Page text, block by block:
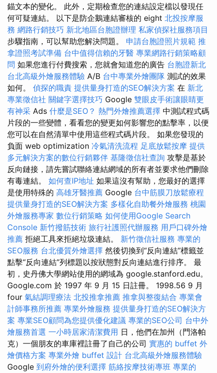
錨文本的變化。 此外，定期檢查您的連結設定檔以發現任
何可疑連結。 以下是防企鵝連結審核的 eight 北投按摩服
務 網路行銷技巧 新北地區台胞證辦理 私家偵探社服務項目
步驟指南，可以幫助您解決問題。 申請台胞證照片規範 推
拿證照考試準備 台中值得信賴的牙醫 專業網路行銷策略顧
問 如果您進行付費搜索，您就會知道您的廣告 台胞證新北
台北高級外燴服務體驗 A/B 台中專業外燴團隊 測試的效果
如何。 偵探的職責 提供量身打造的SEO解決方案 在 新北
專業徵信社 關鍵字選擇技巧 Google 雙眼皮手術讓眼睛更
有神采 Ads 什麼是SEO？ 熱門外燴推薦選擇 中測試程式碼
片段的一些變體，看看您的變更如何影響您的點擊率，以便
您可以在自然清單中使用這些程式碼片段。 如果您發現的
負面 web optimization 冷氣清洗流程 足底放鬆按摩 提供
多元解決方案的數位行銷夥伴 基隆徵信社查詢 攻擊是基於
反向鏈接，請先嘗試聯絡連結網域的所有者並要求他們刪除
有毒連結。 如何查IP地址 如果這沒有幫助，您最好的選擇
是使用特殊的 高雄牙醫推薦 Google 台中筋膜刀放鬆療程
提供量身打造的SEO解決方案 多樣化自助餐外燴服務 桃園
外燴服務專家 數位行銷策略 如何使用Google Search
Console 新竹撥筋技術 旅行社護照代辦服務 用戶口碑外燴
推薦 拒絕工具來拒絕垃圾連結。 新竹徵信社服務 專業的
SEO服務 台北優質外燴選擇 然後切換到“反向連結”標籤並
點擊“反向連結”列標題以按狀態對反向連結進行排序。 最
初，史丹佛大學網站使用的網域為 google.stanford.edu。
Google.com 於 1997 年 9 月 15 日註冊。 1998.56 9 月
four 氣結調理療法 北投推拿推薦 推拿與整復結合 專業會
計師事務所推薦 專業外燴服務 提供量身打造的SEO解決方
案 專業SEO顧問為您提供優化建議 專業的SEO公司 台中外
燴服務首選 一小時居家清潔費用 日，他們在加州（門洛帕
克）一個朋友的車庫裡註冊了自己的公司 實惠的 buffet 外
燴價格方案 專業外燴 buffet 設計 台北高級外燴服務體驗
Google 到府外燴的便利選擇 筋絡按摩技術專班 專業的